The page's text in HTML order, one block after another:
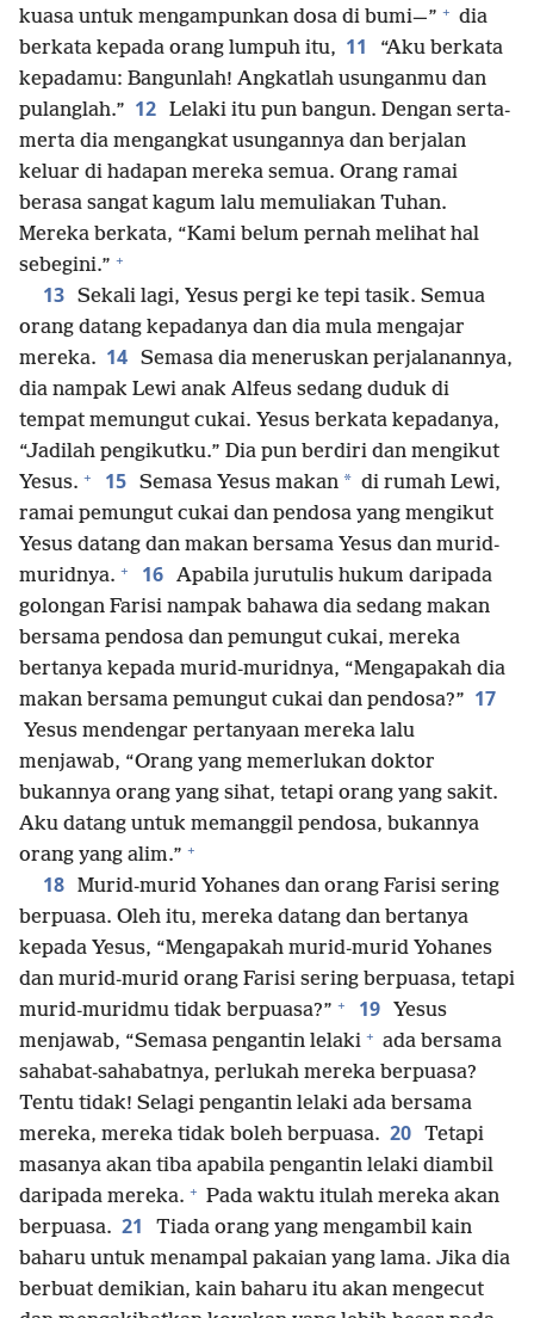
kuasa untuk mengampunkan dosa di bumi—” + dia
berkata kepada orang lumpuh itu, 11
“Aku berkata
kepadamu: Bangunlah! Angkatlah usunganmu dan
pulanglah.” 12 Lelaki itu pun bangun. Dengan serta-
merta dia mengangkat usungannya dan berjalan
keluar di hadapan mereka semua. Orang ramai
berasa sangat kagum lalu memuliakan Tuhan.
Mereka berkata, “Kami belum pernah melihat hal
sebegini.” +
13 Sekali lagi, Yesus pergi ke tepi tasik. Semua
orang datang kepadanya dan dia mula mengajar
mereka. 14 Semasa dia meneruskan perjalanannya,
dia nampak Lewi anak Alfeus sedang duduk di
tempat memungut cukai. Yesus berkata kepadanya,
“Jadilah pengikutku.” Dia pun berdiri dan mengikut
Yesus. + 15 Semasa Yesus makan * di rumah Lewi,
ramai pemungut cukai dan pendosa yang mengikut
Yesus datang dan makan bersama Yesus dan murid-
muridnya. + 16 Apabila jurutulis hukum daripada
golongan Farisi nampak bahawa dia sedang makan
bersama pendosa dan pemungut cukai, mereka
bertanya kepada murid-muridnya, “Mengapakah dia
makan bersama pemungut cukai dan pendosa?” 17
Yesus mendengar pertanyaan mereka lalu
menjawab, “Orang yang memerlukan doktor
bukannya orang yang sihat, tetapi orang yang sakit.
Aku datang untuk memanggil pendosa, bukannya
orang yang alim.” +
18 Murid-murid Yohanes dan orang Farisi sering
berpuasa. Oleh itu, mereka datang dan bertanya
kepada Yesus, “Mengapakah murid-murid Yohanes
dan murid-murid orang Farisi sering berpuasa, tetapi
murid-muridmu tidak berpuasa?” + 19
Yesus
menjawab, “Semasa pengantin lelaki + ada bersama
sahabat-sahabatnya, perlukah mereka berpuasa?
Tentu tidak! Selagi pengantin lelaki ada bersama
mereka, mereka tidak boleh berpuasa. 20 Tetapi
masanya akan tiba apabila pengantin lelaki diambil
daripada mereka. + Pada waktu itulah mereka akan
berpuasa. 21
Tiada orang yang mengambil kain
baharu untuk menampal pakaian yang lama. Jika dia
berbuat demikian, kain baharu itu akan mengecut